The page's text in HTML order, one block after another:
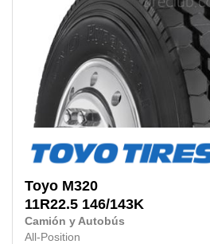
Toyo M320
11R22.5 146/143K
Camión y Autobús
All-Position